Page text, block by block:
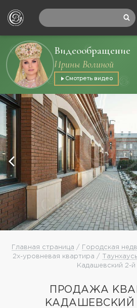
Видеообращение
Ирины Волиной
Смотреть видео
Главная страница / Городская
2х-уровневая квартира /
Кадашевский 2-й
ПРОДАЖА
КАДАШЕВСКИЙ